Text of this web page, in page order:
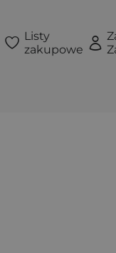
Listy
zakupowe